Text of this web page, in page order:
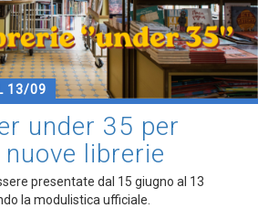
13/09
under 35 per
librerie
presentate dal 15 giugno al 13
la modulistica ufficiale.